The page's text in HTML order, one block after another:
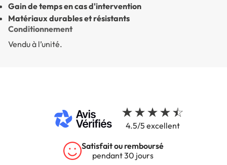
Gain de temps en cas d'intervention
Matériaux durables et résistants
Conditionnement
Vendu à l’unité.
4.5/5 excellent
Satisfait ou remboursé
pendant 30 jours